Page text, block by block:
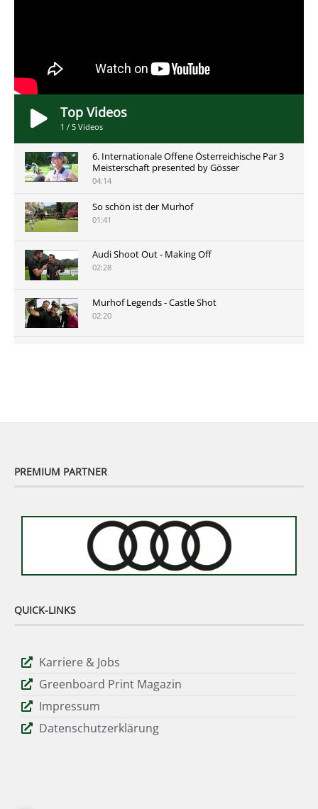
Top Videos
1 / 5 Videos
6. Internationale Offene Österreichische Par 3
Meisterschaft presented by Gösser
04:14
So schön ist der Murhof
01:41
Audi Shoot Out - Making Off
02:28
Murhof Legends - Castle Shot
02:20
PREMIUM PARTNER
QUICK-LINKS
Karriere & Jobs
Greenboard Print Magazin
Impressum
Datenschutzerklärung